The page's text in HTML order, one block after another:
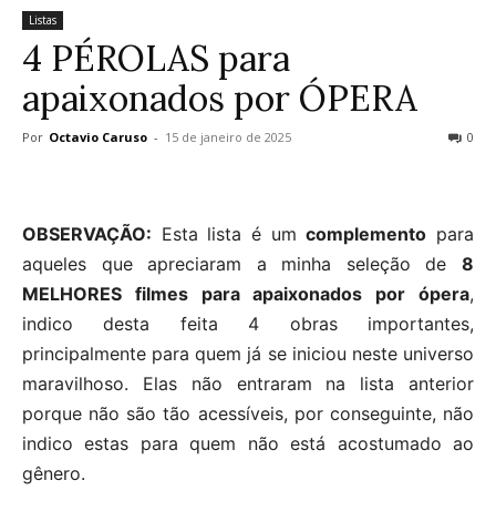
Listas
4 PÉROLAS para
apaixonados por ÓPERA
Por Octavio Caruso - 15 de janeiro de 2025 0
OBSERVAÇÃO: Esta lista é umcomplemento para
aqueles que apreciaram a minha seleção de 8
MELHORES filmes para apaixonados por ópera,
indico desta feita 4 obras importantes,
principalmente para quem já se iniciou neste universo
maravilhoso. Elas não entraram na lista anterior
porque não são tão acessíveis, por conseguinte, não
indico estas para quem não está acostumado ao
gênero.